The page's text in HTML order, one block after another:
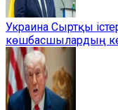
Украина Сыртқы
көшбасшылардың